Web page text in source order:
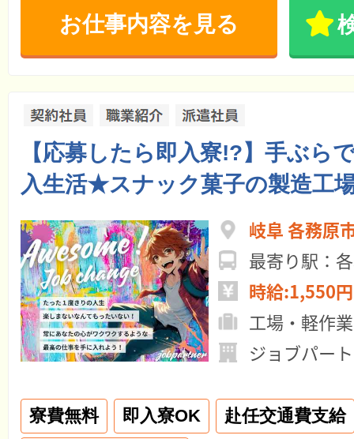
お仕事内容を見る
【応募したら即入寮!?】手ぶら
入生活★スナック菓子の製造工
岐阜 各務原
最寄り駅：
時給:1,550
工場・軽作業
ジョブパー
寮費無料 即入寮OK
赴任交通費支給